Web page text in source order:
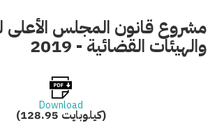
مشروع قانون المجلس الأعلى
والهيئات القضائية - 2019
Download
(128.95 كيلوبايت)